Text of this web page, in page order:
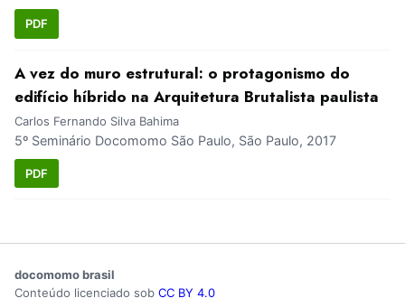
PDF
A vez do muro estrutural: o protagonismo do
edifício híbrido na Arquitetura Brutalista paulista
Carlos Fernando Silva Bahima
5º Seminário Docomomo São Paulo, São Paulo, 2017
PDF
docomomo brasil
Conteúdo licenciado sob CC BY 4.0